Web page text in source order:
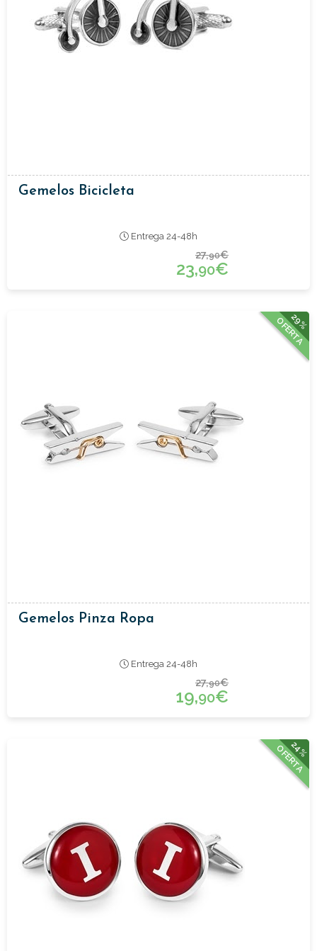
Gemelos Bicicleta
Entrega 24-48h
27,90€
23,90€
29%
OFERTA
Gemelos Pinza Ropa
Entrega 24-48h
27,90€
19,90€
24%
OFERTA